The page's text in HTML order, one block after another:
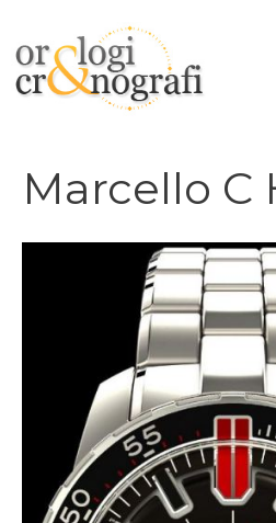
contenuto
Marcello C